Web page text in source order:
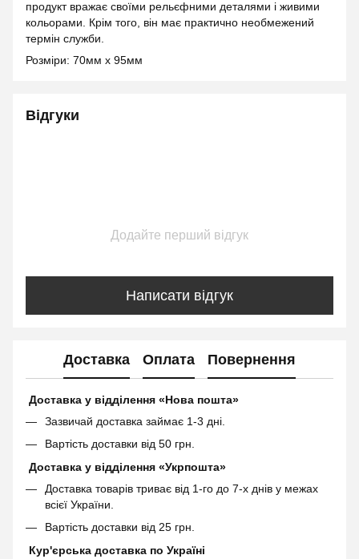
продукт вражає своїми рельєфними деталями і живими
кольорами. Крім того, він має практично необмежений
термін служби.
Розміри: 70мм х 95мм
Відгуки
Додайте перший відгук
Написати відгук
Доставка Оплата Повернення
Доставка у відділення «Нова пошта»
Зазвичай доставка займає 1-3 дні.
Вартість доставки від 50 грн.
Доставка у відділення «Укрпошта»
Доставка товарів триває від 1-го до 7-х днів у межах
всієї України.
Вартість доставки від 25 грн.
Кур'єрська доставка по Україні